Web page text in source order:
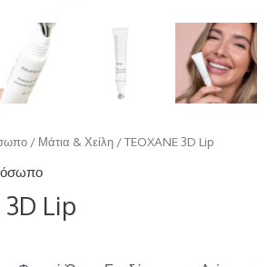
/ Μάτια & Χείλη / TEOXANE 3D Lip
3D Lip